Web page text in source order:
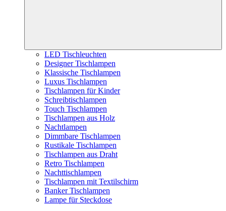
LED Tischleuchten
Designer Tischlampen
Klassische Tischlampen
Luxus Tischlampen
Tischlampen für Kinder
Schreibtischlampen
Touch Tischlampen
Tischlampen aus Holz
Nachtlampen
Dimmbare Tischlampen
Rustikale Tischlampen
Tischlampen aus Draht
Retro Tischlampen
Nachttischlampen
Tischlampen mit Textilschirm
Banker Tischlampen
Lampe für Steckdose